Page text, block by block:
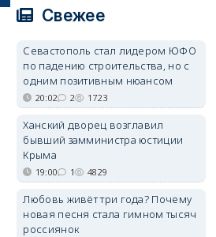
Свежее
Севастополь стал лидером ЮФО
по падению строительства, но с
одним позитивным нюансом
20:02 2 1723
Ханский дворец возглавил
бывший замминистра юстиции
Крыма
19:00 1 4829
Любовь живёт три года? Почему
новая песня стала гимном тысяч
россиянок